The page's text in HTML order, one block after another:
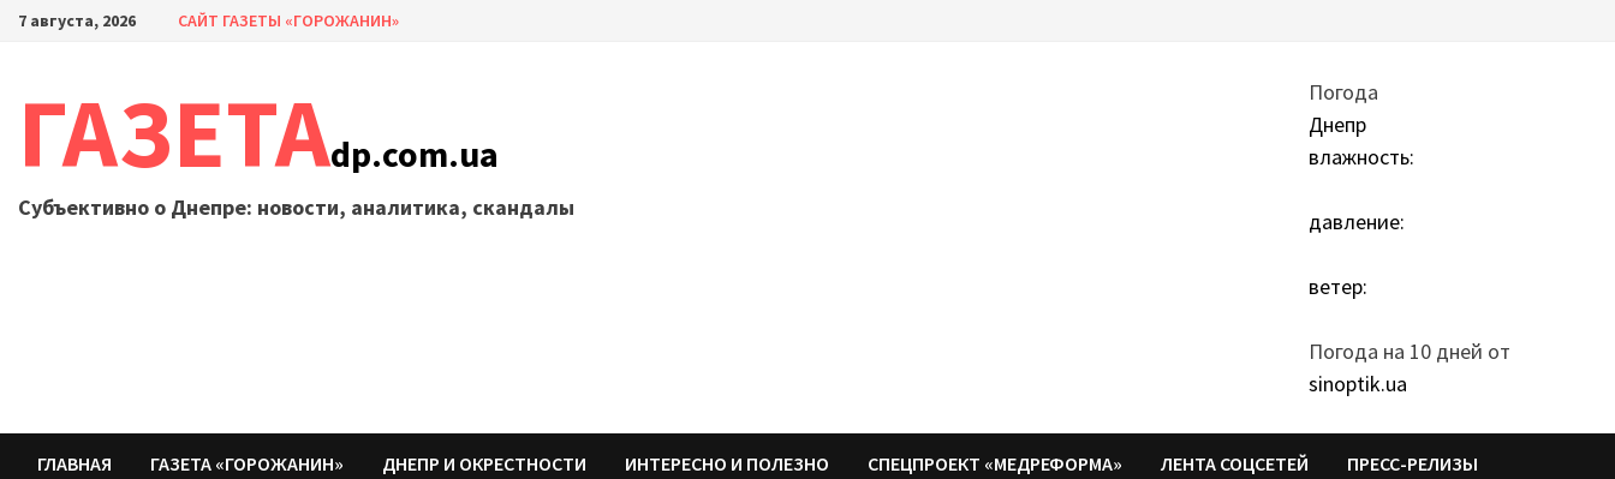
Перейти
7 августа, 2026 САЙТ ГАЗЕТЫ «ГОРОЖАНИН»
ГАЗЕТАdp.com.ua
Субъективно о Днепре: новости, аналитика, скандалы
Погода
Днепр
влажность:
давление:
ветер:
Погода на 10 дней от
sinoptik.ua
ГЛАВНАЯ ГАЗЕТА «ГОРОЖАНИН» ДНЕПР И ОКРЕСТНОСТИ ИНТЕРЕСНО И ПОЛЕЗНО СПЕЦПРОЕКТ «МЕДРЕФОРМА» ЛЕНТА СОЦСЕТЕЙ ПРЕСС-РЕЛИЗЫ